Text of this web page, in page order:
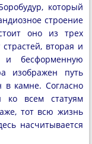
который
строение
оно из трех
вторая и
и бесформенную
изображен путь
в камне. Согласно
ко всем статуям
тот всю жизнь
насчитывается